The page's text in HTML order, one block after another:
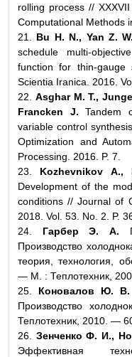
rolling process //
Сomputational Methods
21. Bu H. N., Yan Z.
schedule multi-
function for thin-
Scientia Iranica. 2016.
22. Asghar M. T.,
Francken J. Tandem
variable control
Optimization and
Processing. 2016. P. 7.
23. Kozhevnikov А.,
Development of the
conditions // Journal of
2018. Vol. 53. No. 2. P.
24.
Гарбер Э. А.
Производство
теория, технология,
— М. : Теплотехник,
25. Коновалов Ю. В.
Производство
Теплотехник, 2010. —
26. Зенченко Ф. И.,
Эффективная